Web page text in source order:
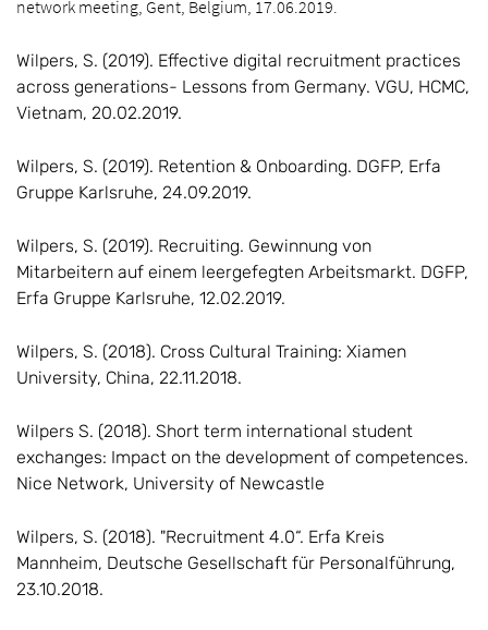
network meeting, Gent, Belgium, 17.06.2019.
Wilpers, S. (2019). Effective digital recruitment practices
across generations- Lessons from Germany. VGU, HCMC,
Vietnam, 20.02.2019.
Wilpers, S. (2019). Retention & Onboarding. DGFP, Erfa
Gruppe Karlsruhe, 24.09.2019.
Wilpers, S. (2019). Recruiting. Gewinnung von
Mitarbeitern auf einem leergefegten Arbeitsmarkt. DGFP,
Erfa Gruppe Karlsruhe, 12.02.2019.
Wilpers, S. (2018). Cross Cultural Training: Xiamen
University, China, 22.11.2018.
Wilpers S. (2018). Short term international student
exchanges: Impact on the development of competences.
Nice Network, University of Newcastle
Wilpers, S. (2018). "Recruitment 4.0“. Erfa Kreis
Mannheim, Deutsche Gesellschaft für Personalführung,
23.10.2018.